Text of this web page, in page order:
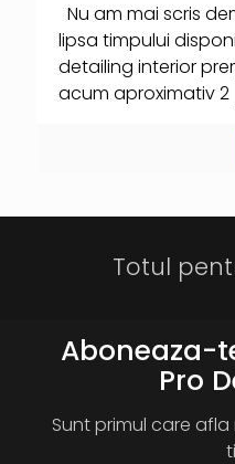
Nu am mai scris
lipsa timpului
detailing interior
acum aproximativ 2
Totul
Aboneaza-
Pro
Sunt primul care